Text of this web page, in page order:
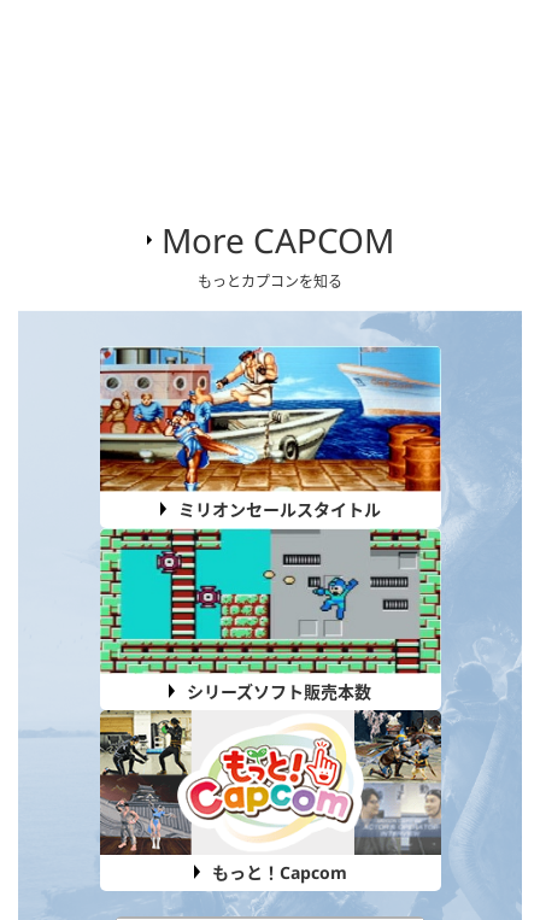
More CAPCOM
もっとカプコンを知る
ミリオンセールスタイトル
シリーズソフト販売本数
もっと！Capcom